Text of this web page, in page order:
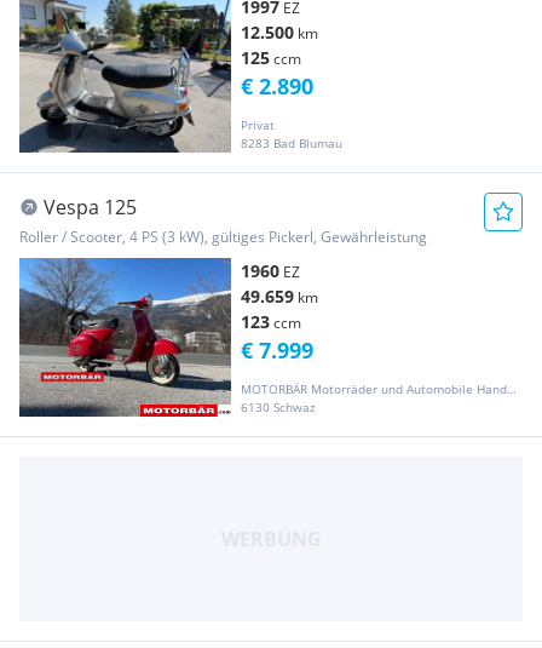
1997 EZ
12.500 km
125ccm
Privat
8283 Bad Blumau
€ 2.890
Vespa 125
Roller / Scooter, 4 PS (3 kW), gültiges Pickerl, Gewährleistung
1960 EZ
49.659 km
123ccm
MOTORBÄR Motorräder und Automobile Handelsgesellschaft m.b.H.
6130 Schwaz
€ 7.999